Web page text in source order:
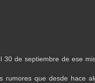
30 de septiembre de ese
rumores que desde hace